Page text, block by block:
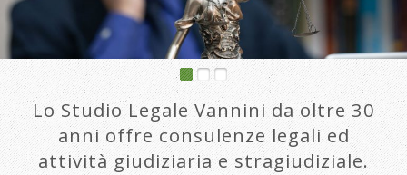
Lo Studio Legale Vannini da oltre 30
anni offre consulenze legali ed
attività giudiziaria e stragiudiziale.